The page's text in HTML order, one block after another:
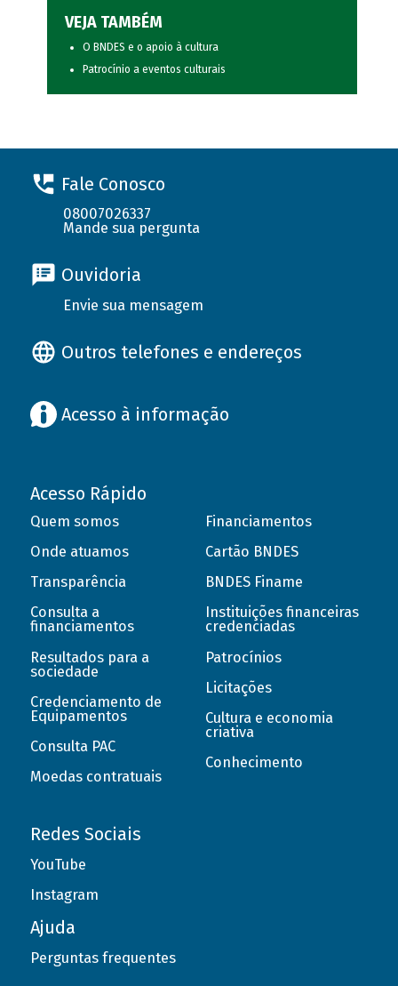
VEJA TAMBÉM
O BNDES e o apoio à cultura
Patrocínio a eventos culturais
Fale Conosco
08007026337
Mande sua pergunta
Ouvidoria
Envie sua mensagem
Outros telefones e endereços
Acesso à informação
Acesso Rápido
Quem somos
Onde atuamos
Transparência
Consulta a
financiamentos
Resultados para a
sociedade
Credenciamento de
Equipamentos
Consulta PAC
Moedas contratuais
Financiamentos
Cartão BNDES
BNDES Finame
Instituições financeiras
credenciadas
Patrocínios
Licitações
Cultura e economia
criativa
Conhecimento
Redes Sociais
YouTube
Instagram
Ajuda
Perguntas frequentes